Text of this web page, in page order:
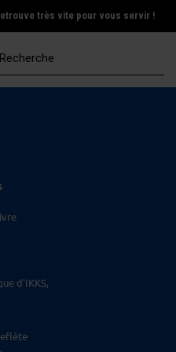
très vite pour vous servir !
d'IKKS,